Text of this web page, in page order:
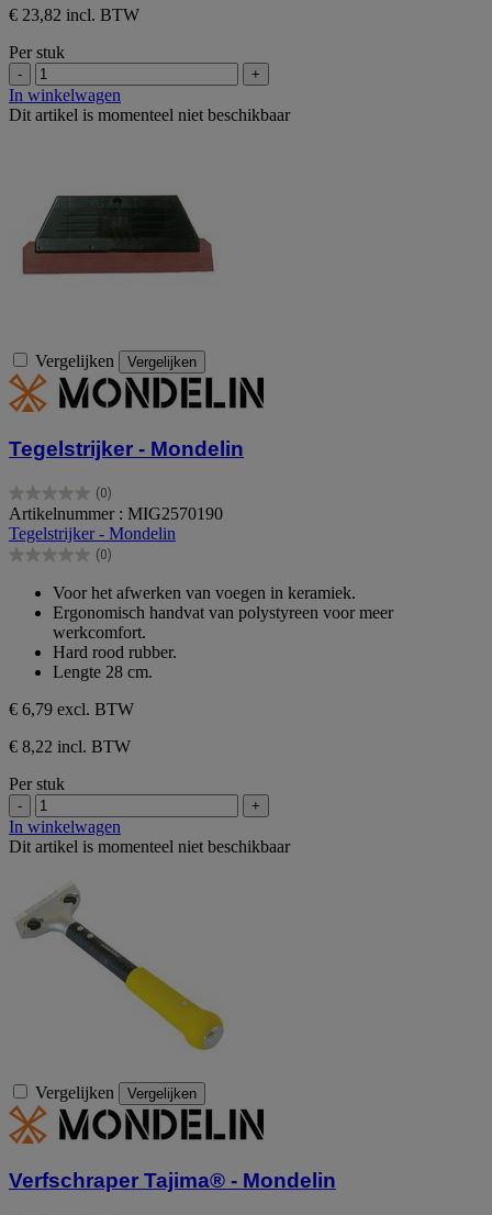
€ 23,82 incl. BTW
Per stuk
- +
In winkelwagen
Dit artikel is momenteel niet beschikbaar
Vergelijken Vergelijken
Tegelstrijker - Mondelin
(0)
0.0
van
de
5
Artikelnummer : MIG2570190
Tegelstrijker - Mondelin
(0)
0.0
sterren.
Voor het afwerken van voegen in keramiek.
Ergonomisch handvat van polystyreen voor meer
werkcomfort.
Hard rood rubber.
Lengte 28 cm.
€ 6,79 excl. BTW
€ 8,22 incl. BTW
Per stuk
- +
In winkelwagen
Dit artikel is momenteel niet beschikbaar
Vergelijken Vergelijken
Verfschraper Tajima® - Mondelin